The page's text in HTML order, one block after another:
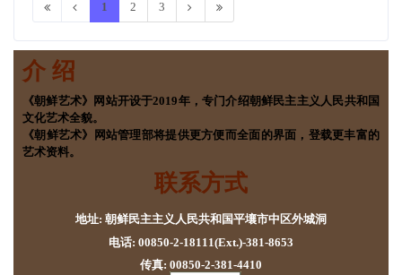
1 2 3
介 绍
《朝鲜艺术》网站开设于2019年，专门介绍朝鲜民主主义人民共和国
文化艺术全貌。
《朝鲜艺术》网站管理部将提供更方便而全面的界面，登载更丰富的
艺术资料。
联系方式
地址: 朝鲜民主主义人民共和国平壤市中区外城洞
电话: 00850-2-18111(Ext.)-381-8653
传真: 00850-2-381-4410